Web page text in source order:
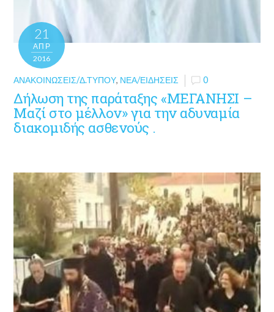
21
ΑΠΡ
2016
ΑΝΑΚΟΙΝΏΣΕΙΣ/Δ.ΤΎΠΟΥ, ΝΈΑ/ΕΙΔΉΣΕΙΣ 0
Δήλωση της παράταξης «ΜΕΓΑΝΗΣΙ –
Μαζί στο μέλλον» για την αδυναμία
διακομιδής ασθενούς .